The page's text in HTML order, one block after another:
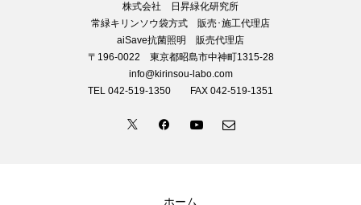
株式会社 日昇緑化研究所
常緑キリンソウ袋方式 販売･施工代理店
aiSave抗菌照明 販売代理店
〒196-0022 東京都昭島市中神町1315-28
info@kirinsou-labo.com
TEL 042-519-1350 FAX 042-519-1351
ホーム